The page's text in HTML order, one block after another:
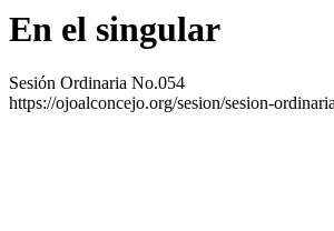
En el singular
Sesión Ordinaria No.054
https://ojoalconcejo.org/sesion/sesion-